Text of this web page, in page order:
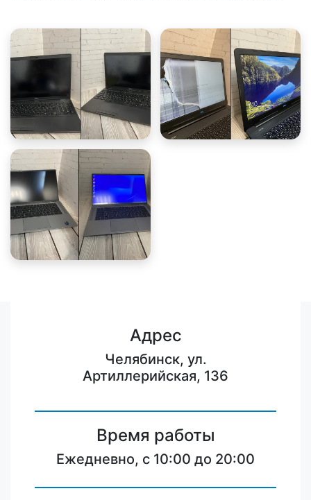
Адрес
Челябинск, ул.
Артиллерийская, 136
Время работы
Ежедневно, с 10:00 до 20:00